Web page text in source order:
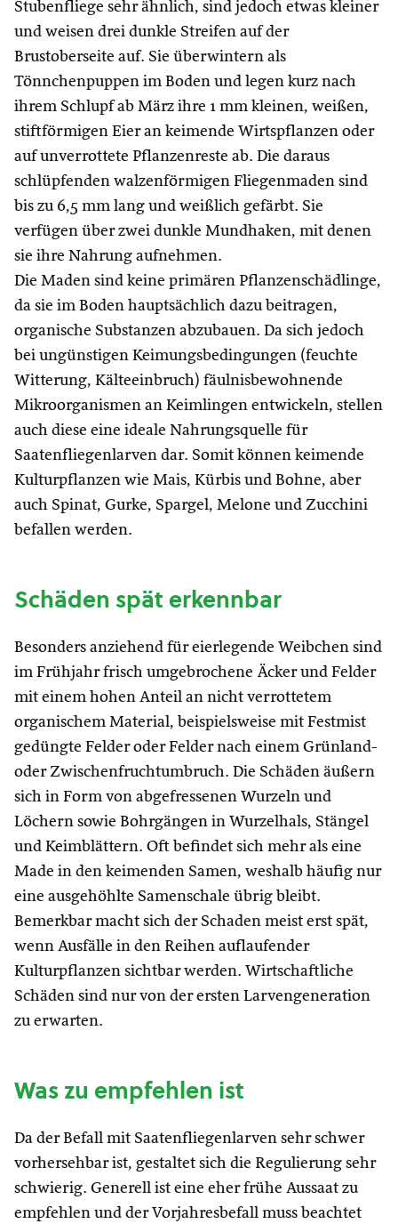
Stubenfliege sehr ähnlich, sind jedoch etwas kleiner
und weisen drei dunkle Streifen auf der
Brustoberseite auf. Sie überwintern als
Tönnchenpuppen im Boden und legen kurz nach
ihrem Schlupf ab März ihre 1 mm kleinen, weißen,
stiftförmigen Eier an keimende Wirtspflanzen oder
auf unverrottete Pflanzenreste ab. Die daraus
schlüpfenden walzenförmigen Fliegenmaden sind
bis zu 6,5 mm lang und weißlich gefärbt. Sie
verfügen über zwei dunkle Mundhaken, mit denen
sie ihre Nahrung aufnehmen.
Die Maden sind keine primären Pflanzenschädlinge,
da sie im Boden hauptsächlich dazu beitragen,
organische Substanzen abzubauen. Da sich jedoch
bei ungünstigen Keimungsbedingungen (feuchte
Witterung, Kälteeinbruch) fäulnisbewohnende
Mikroorganismen an Keimlingen entwickeln, stellen
auch diese eine ideale Nahrungsquelle für
Saatenfliegenlarven dar. Somit können keimende
Kulturpflanzen wie Mais, Kürbis und Bohne, aber
auch Spinat, Gurke, Spargel, Melone und Zucchini
befallen werden.
Schäden spät erkennbar
Besonders anziehend für eierlegende Weibchen sind
im Frühjahr frisch umgebrochene Äcker und Felder
mit einem hohen Anteil an nicht verrottetem
organischem Material, beispielsweise mit Festmist
gedüngte Felder oder Felder nach einem Grünland-
oder Zwischenfruchtumbruch. Die Schäden äußern
sich in Form von abgefressenen Wurzeln und
Löchern sowie Bohrgängen in Wurzelhals, Stängel
und Keimblättern. Oft befindet sich mehr als eine
Made in den keimenden Samen, weshalb häufig nur
eine ausgehöhlte Samenschale übrig bleibt.
Bemerkbar macht sich der Schaden meist erst spät,
wenn Ausfälle in den Reihen auflaufender
Kulturpflanzen sichtbar werden. Wirtschaftliche
Schäden sind nur von der ersten Larvengeneration
zu erwarten.
Was zu empfehlen ist
Da der Befall mit Saatenfliegenlarven sehr schwer
vorhersehbar ist, gestaltet sich die Regulierung sehr
schwierig. Generell ist eine eher frühe Aussaat zu
empfehlen und der Vorjahresbefall muss beachtet